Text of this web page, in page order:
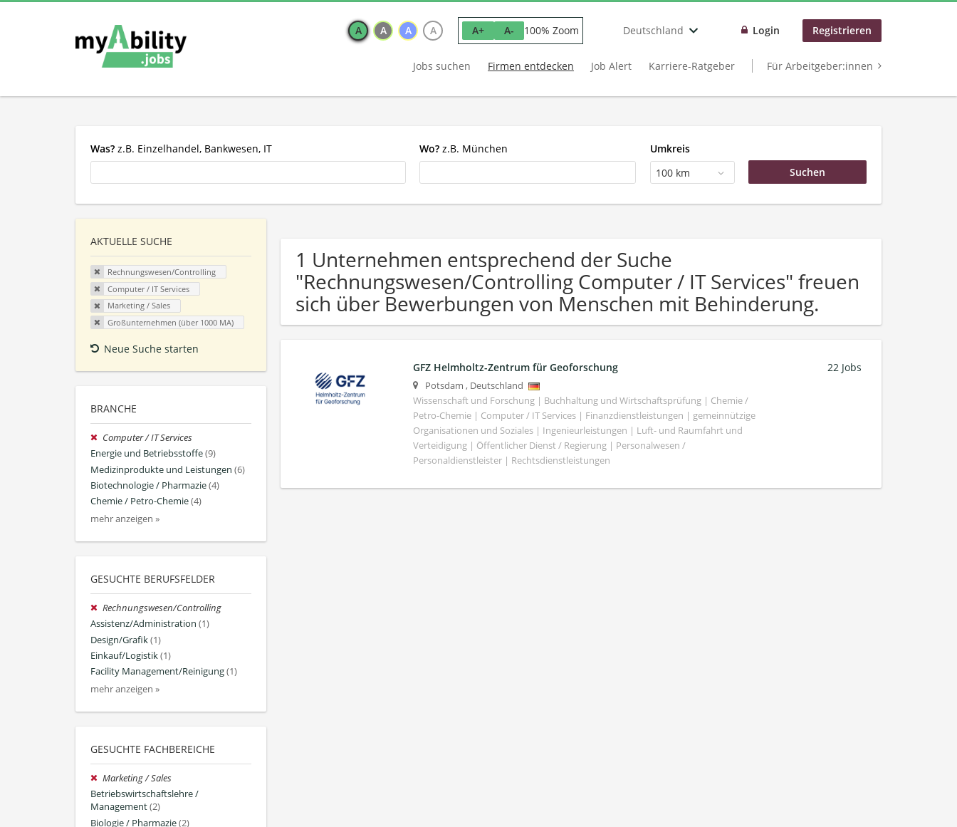
A A A A A+ A- 100% Zoom Deutschland Login Registrieren
Jobs suchen Firmen entdecken Job Alert Karriere-Ratgeber Für Arbeitgeber:innen
Was? z.B. Einzelhandel, Bankwesen, IT Wo? z.B. München
Umkreis
100 km
AKTUELLE SUCHE
Rechnungswesen/Controlling
Computer / IT Services
Marketing / Sales
Großunternehmen (über 1000 MA)
Neue Suche starten
BRANCHE
Computer / IT Services
Energie und Betriebsstoffe(9)
Medizinprodukte und Leistungen (6)
Biotechnologie / Pharmazie(4)
Chemie / Petro-Chemie(4)
mehr anzeigen »
GESUCHTE BERUFSFELDER
Rechnungswesen/Controlling
Assistenz/Administration (1)
Design/Grafik(1)
Einkauf/Logistik(1)
Facility Management/Reinigung(1)
mehr anzeigen »
GESUCHTE FACHBEREICHE
Marketing / Sales
Betriebswirtschaftslehre /
Management(2)
Biologie / Pharmazie(2)
1 Unternehmen entsprechend der Suche
"Rechnungswesen/Controlling Computer / IT Services" freuen
sich über Bewerbungen von Menschen mit Behinderung.
GFZ Helmholtz-Zentrum für Geoforschung
Potsdam , Deutschland
Wissenschaft und Forschung | Buchhaltung und Wirtschaftsprüfung | Chemie /
Petro-Chemie | Computer / IT Services | Finanzdienstleistungen | gemeinnützige
Organisationen und Soziales | Ingenieurleistungen | Luft- und Raumfahrt und
Verteidigung | Öffentlicher Dienst / Regierung | Personalwesen /
Personaldienstleister | Rechtsdienstleistungen
22 Jobs